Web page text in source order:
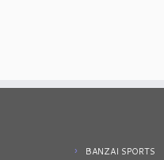
BANZAI SPORTS